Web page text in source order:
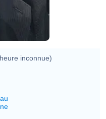
inconnue)